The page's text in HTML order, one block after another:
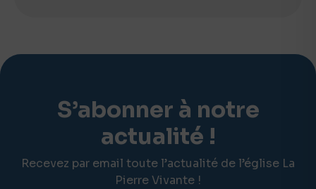
S’abonner à notre
actualité !
Recevez par email toute l’actualité de l’église La
Pierre Vivante !